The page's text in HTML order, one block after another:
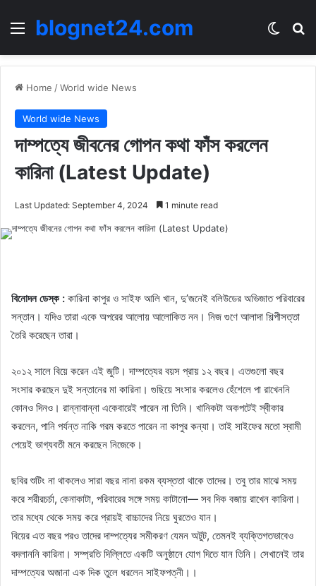
Menublognet24.com
Home /World wide News
World wide News
দাম্পত্যে জীবনের গোপন কথা ফাঁস করলেন
কারিনা (Latest Update)
Last Updated: September 4, 2024 1 minute read
বিনোদন ডেস্ক : কারিনা কাপুর ও সাইফ আলি খান, দু’জনেই বলিউডের অভিজাত পরিবারের
সন্তান। যদিও তারা একে অপরের আলোয় আলোকিত নন। নিজ গুণে আলাদা শিল্পীসত্তা
তৈরি করেছেন তারা।
২০১২ সালে বিয়ে করেন এই জুটি। দাম্পত্যের বয়স প্রায় ১২ বছর। এতগুলো বছর
সংসার করছেন দুই সন্তানের মা কারিনা। গুছিয়ে সংসার করলেও হেঁশেলে পা রাখেননি
কোনও দিনও। রান্নাবান্না একেবারেই পারেন না তিনি। খানিকটা অকপটেই স্বীকার
করলেন, পানি পর্যন্ত নাকি গরম করতে পারেন না কাপুর কন্যা। তাই সাইফের মতো স্বামী
পেয়েই ভাগ্যবতী মনে করছেন নিজেকে।
ছবির শুটিং না থাকলেও সারা বছর নানা রকম ব্যস্ততা থাকে তাদের। তবু তার মাঝে সময়
করে শরীরচর্চা, কেনাকাটা, পরিবারের সঙ্গে সময় কাটানো— সব দিক বজায় রাখেন কারিনা।
তার মধ্যে থেকে সময় করে প্রায়ই বাচ্চাদের নিয়ে ঘুরতেও যান।
বিয়ের এত বছর পরও তাদের দাম্পত্যের সমীকরণ যেমন অটুট, তেমনই ব্যক্তিগতভাবেও
বদলাননি কারিনা। সম্প্রতি দিল্লিতে একটি অনুষ্ঠানে যোগ দিতে যান তিনি। সেখানেই তার
দাম্পত্যের অজানা এক দিক তুলে ধরলেন সাইফপত্নী।।